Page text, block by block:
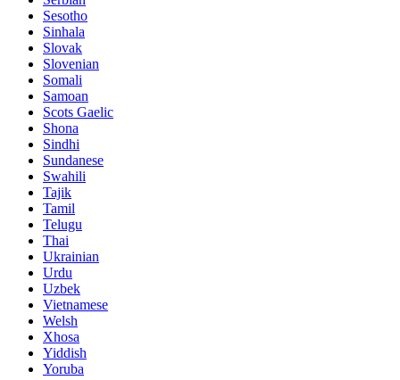
Sesotho
Sinhala
Slovak
Slovenian
Somali
Samoan
Scots Gaelic
Shona
Sindhi
Sundanese
Swahili
Tajik
Tamil
Telugu
Thai
Ukrainian
Urdu
Uzbek
Vietnamese
Welsh
Xhosa
Yiddish
Yoruba